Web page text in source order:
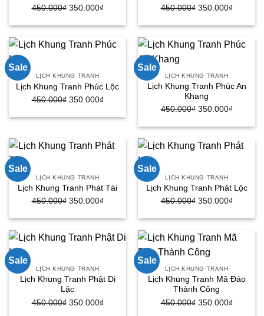
450.000₫ Giá
450.000₫.
350.000₫
là:
350.000₫.
450.000₫ Giá
450.000₫.
350.000₫
là:
Sale
LỊCH KHUNG TRANH
Lịch Khung Tranh Phúc Lộc
450.000₫ Giá
350.000₫
350.000₫.
Sale
LỊCH KHUNG TRANH
Lịch Khung Tranh Phúc An
Khang
450.000₫ Giá
450.000₫.
350.000₫
là:
Sale
LỊCH KHUNG TRANH
Lịch Khung Tranh Phát Tài
450.000₫ Giá
450.000₫.
350.000₫
là:
350.000₫.
Sale
LỊCH KHUNG TRANH
Lịch Khung Tranh Phát Lộc
450.000₫ Giá
450.000₫.
350.000₫
là:
Sale
LỊCH KHUNG TRANH
Lịch Khung Tranh Phật Di
Lặc
450.000₫ Giá
350.000₫
Sale
LỊCH KHUNG TRANH
Lịch Khung Tranh Mã Đáo
Thành Công
450.000₫ Giá
350.000₫